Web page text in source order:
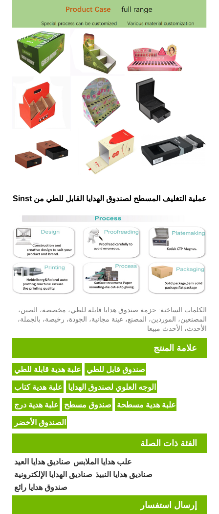
عملية التغليف المسطح لصندوق الهدايا القابل للطي من Sinst
الكلمات الساخنة: حزمة صندوق هدايا قابلة للطي، مخصصة، الصين،
المصنعين، الموردين، المصنع، عينة مجانية، الجودة، رخيصة، بالجملة،
الأحدث، الأحدث مبيعا
علامة المنتج
علبة هدية قابلة للطي صندوق قابل للطي
علبة هدية كتاب الوجه العلوي لصندوق الهدايا
علبة هدية درج صندوق مسطح علبة هدية مسطحة
الصندوق الأخضر
الفئة ذات الصلة
صناديق هدايا العيد علب هدايا الملابس
صناديق الهدايا الإلكترونية صناديق هدايا النبيذ
صندوق هدايا رائع
إرسال استفسار